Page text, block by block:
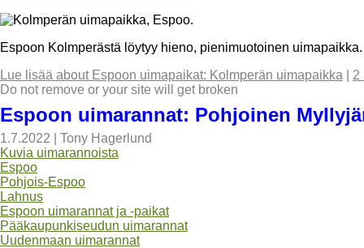
Espoon Kolmperästä löytyy hieno, pienimuotoinen
Lue lisää about Espoon uimapaikat: Kolmperän uimapaikka
2
Do not remove or your site will get broken
Espoon uimarannat: Pohjoinen
1.7.2022
Tony Hagerlund
Kuvia uimarannoista
Espoo
Pohjois-Espoo
Lahnus
Espoon uimarannat ja -paikat
Pääkaupunkiseudun uimarannat
Uudenmaan uimarannat